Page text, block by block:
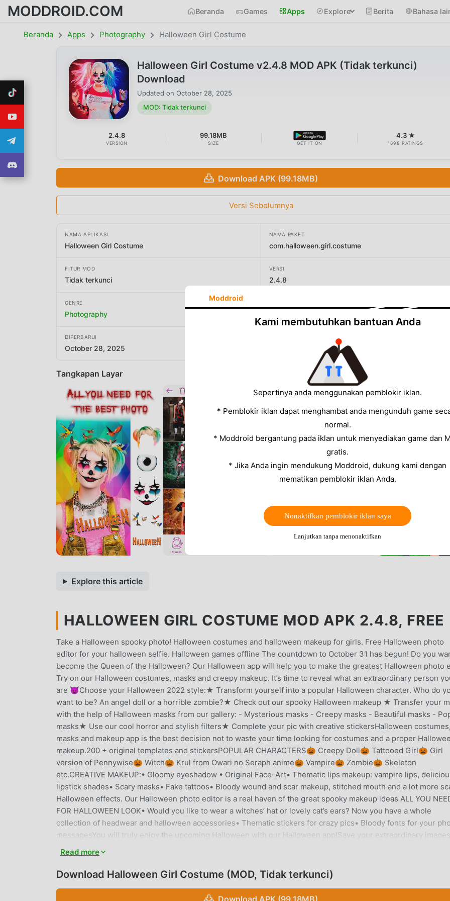
MODDROID.COM Beranda Games Apps Explore Berita Bahasa
Beranda Apps Photography Halloween Girl Costume
Halloween Girl Costume v2.4.8 MOD APK (Tidak terkunci)
Download
Updated on October 28, 2025
MOD: Tidak terkunci
2.4.8
VERSION
99.18MB
SIZE GET IT ON
4.3 ★
1698 RATINGS
Download APK (99.18MB)
Versi Sebelumnya
NAMA APLIKASI
Halloween Girl Costume
NAMA PAKET
com.halloween.girl.costume
FITUR MOD
Tidak terkunci
VERSI
2.4.8
GENRE
Photography
DIPERBARUI
October 28, 2025
Tangkapan Layar
Explore this article
HALLOWEEN GIRL COSTUME MOD APK 2.4.8, FREE
Take a Halloween spooky photo! Halloween costumes and halloween makeup for girls. Free Halloween photo
editor for your halloween selfie. Halloween games offline The countdown to October 31 has begun! Do you
become the Queen of the Halloween? Our Halloween app will help you to make the greatest Halloween photo
Try on our Halloween costumes, masks and creepy makeup. It’s time to reveal what an extraordinary person
are 😈Choose your Halloween 2022 style:★ Transform yourself into a popular Halloween character. Who do
want to be? An angel doll or a horrible zombie?★ Check out our spooky Halloween makeup ★ Transfer your
with the help of Halloween masks from our gallery: - Mysterious masks - Creepy masks - Beautiful masks -
masks★ Use our cool horror and stylish filters★ Complete your pic with creative stickersHalloween costumes,
masks and makeup app is the best decision not to waste your time looking for costumes and a proper
makeup.200 + original templates and stickersPOPULAR CHARACTERS🎃 Creepy Doll🎃 Tattooed Girl🎃 Girl
version of Pennywise🎃 Witch🎃 Krul from Owari no Seraph anime🎃 Vampire🎃 Zombie🎃 Skeleton
etc.СREATIVE MAKEUP:• Gloomy eyeshadow • Original Face-Art• Thematic lips makeup: vampire lips,
lipstick shades• Scary masks• Fake tattoos• Bloody wound and scar makeup, stitched mouth and a lot more
Halloween effects. Our Halloween photo editor is a real haven of the great spooky makeup ideas ALL YOU
FOR HALLOWEEN LOOK• Would you like to wear a witches’ hat or lovely cat’s ears? Now you have a whole
collection of headwear and halloween accessories• Thematic stickers for crazy pics• Bloody fonts for your
messagesYou will truly enjoy the upcoming Halloween with our Halloween app!Save your extraordinary
high resolution Share your halloween photo with your friends to show your creativity (Facebook, Instagram,
WhatsApp, etc.).Incredible transformations are waiting for you in out Halloween photo editor FOR FREE• No paid
content• No registration requiredH🎃ppy H🎃lloween!
HALLOWEEN GIRL COSTUMEPENGANTAR
Read more
Download Halloween Girl Costume (MOD, Tidak terkunci)
Download APK (99.18MB)
Moddroid
Kami membutuhkan bantuan Anda
Sepertinya anda menggunakan pemblokir iklan.
* Pemblokir iklan dapat menghambat anda mengunduh game
normal.
* Moddroid bergantung pada iklan untuk menyediakan game dan
gratis.
* Jika Anda ingin mendukung Moddroid, dukung kami dengan
mematikan pemblokir iklan Anda.
Nonaktifkan pemblokir iklan saya
Lanjutkan tanpa menonaktifkan